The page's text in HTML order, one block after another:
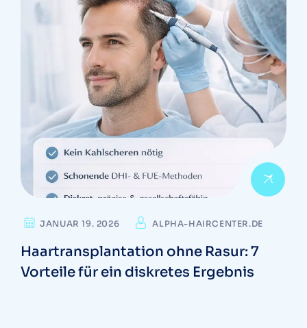
JANUAR 19. 2026 ALPHA-HAIRCENTER.DE
Haartransplantation ohne Rasur: 7
Vorteile für ein diskretes Ergebnis